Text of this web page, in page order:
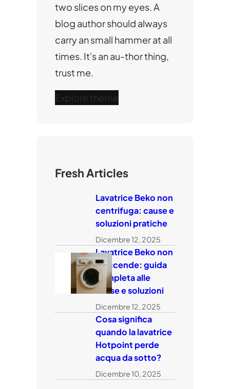
two slices on my eyes. A
blog author should always
carry an small hammer at all
times. It's an au-thor thing,
trust me.
Explore theme
Fresh Articles
Lavatrice Beko non
centrifuga: cause e
soluzioni pratiche
Dicembre 12, 2025
Lavatrice Beko non
si accende: guida
completa alle
cause e soluzioni
Dicembre 12, 2025
Cosa significa
quando la lavatrice
Hotpoint perde
acqua da sotto?
Dicembre 10, 2025